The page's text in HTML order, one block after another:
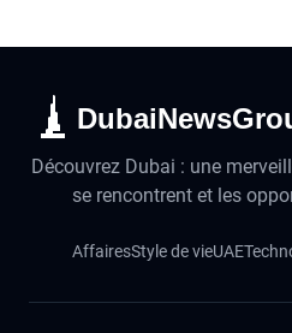
Découvrez Dubai : une
se rencontrent et les
AffairesStyle de vieUAE